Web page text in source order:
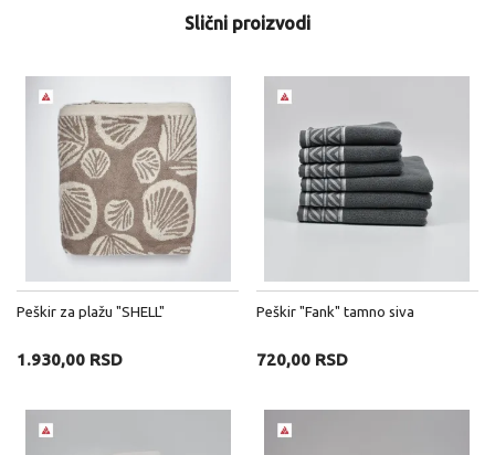
Slični proizvodi
Peškir za plažu "SHELL"
1.930,00 RSD
Peškir "Fank" tamno siva
720,00 RSD